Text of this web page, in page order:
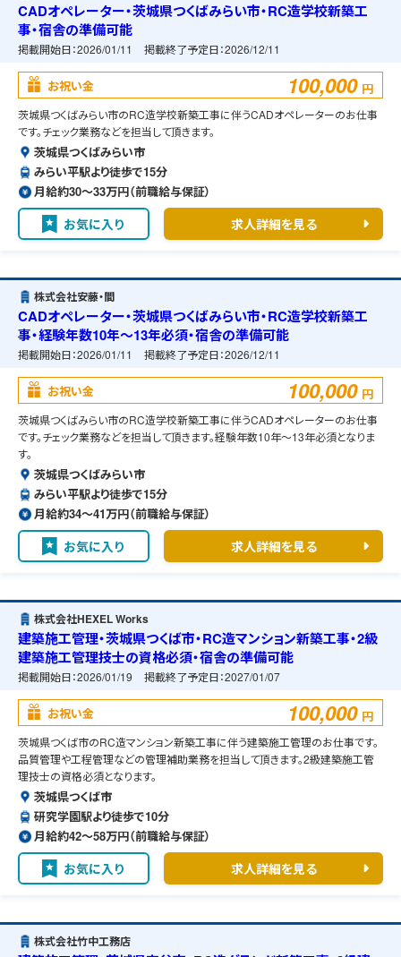
CADオペレーター・茨城県つくばみらい市・RC造学校新築工
事・宿舎の準備可能
掲載開始日：2026/01/11 掲載終了予定日：2026/12/11
お祝い金 100,000 円
茨城県つくばみらい市のRC造学校新築工事に伴うCADオペレーターのお仕事
です。チェック業務などを担当して頂きます。
茨城県つくばみらい市
みらい平駅より徒歩で15分
月給約30〜33万円（前職給与保証）
お気に入り 求人詳細を見る
株式会社安藤・間
CADオペレーター・茨城県つくばみらい市・RC造学校新築工
事・経験年数10年～13年必須・宿舎の準備可能
掲載開始日：2026/01/11 掲載終了予定日：2026/12/11
お祝い金 100,000 円
茨城県つくばみらい市のRC造学校新築工事に伴うCADオペレーターのお仕事
です。チェック業務などを担当して頂きます。経験年数10年～13年必須となりま
す。
茨城県つくばみらい市
みらい平駅より徒歩で15分
月給約34〜41万円（前職給与保証）
お気に入り 求人詳細を見る
株式会社HEXEL Works
建築施工管理・茨城県つくば市・RC造マンション新築工事・2級
建築施工管理技士の資格必須・宿舎の準備可能
掲載開始日：2026/01/19 掲載終了予定日：2027/01/07
お祝い金 100,000 円
茨城県つくば市のRC造マンション新築工事に伴う建築施工管理のお仕事です。
品質管理や工程管理などの管理補助業務を担当して頂きます。2級建築施工管
理技士の資格必須となります。
茨城県つくば市
研究学園駅より徒歩で10分
月給約42〜58万円（前職給与保証）
お気に入り 求人詳細を見る
株式会社竹中工務店